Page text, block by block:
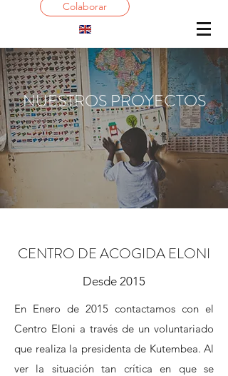
Colaborar
NUESTROS PROYECTOS
CENTRO DE ACOGIDA ELONI
Desde 2015
En Enero de 2015 contactamos con el
Centro Eloni a través de un voluntariado
que realiza la presidenta de Kutembea. Al
ver la situación tan crítica en que se